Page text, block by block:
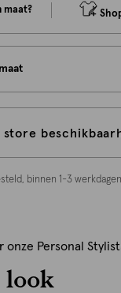
maat?
store
binnen 1-3
Personal
look